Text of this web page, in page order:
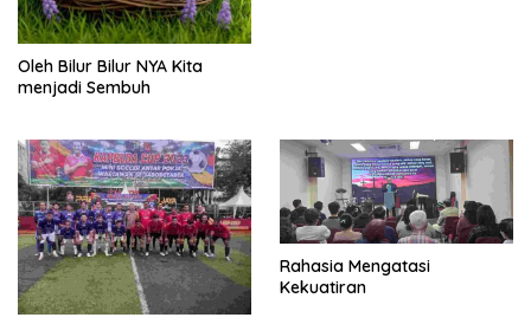
Oleh Bilur Bilur NYA Kita
menjadi Sembuh
Rahasia Mengatasi
Kekuatiran